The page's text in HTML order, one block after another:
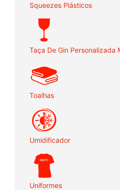
Squeezes Plásticos
Taça De Gin Personalizada
Toalhas
Umidificador
Uniformes